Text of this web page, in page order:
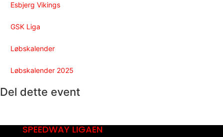
Esbjerg Vikings
GSK Liga
Løbskalender
Løbskalender 2025
Del dette event
SPEEDWAY LIGAEN